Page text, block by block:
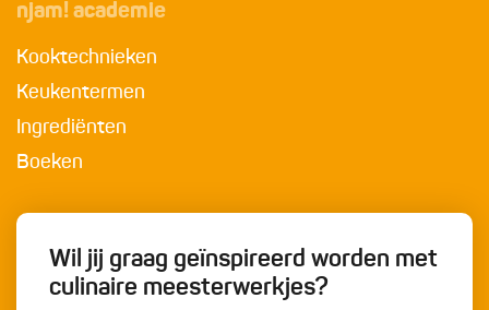
njam! academie
Kooktechnieken
Keukentermen
Ingrediënten
Boeken
Wil jij graag geïnspireerd worden met
culinaire meesterwerkjes?